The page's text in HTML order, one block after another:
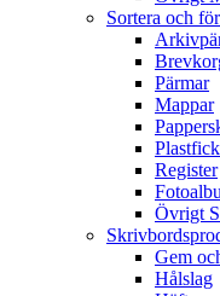
Sortera och
Pärmar
Mappar
Register
Övrigt
Gem
Hålslag